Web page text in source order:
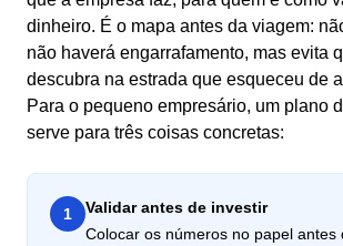
dinheiro. É o mapa antes da viagem:
não haverá engarrafamento, mas evita
descubra na estrada que esqueceu de
Para o pequeno empresário, um plano
serve para três coisas concretas:
1
Validar antes de investir
Colocar os números no papel antes